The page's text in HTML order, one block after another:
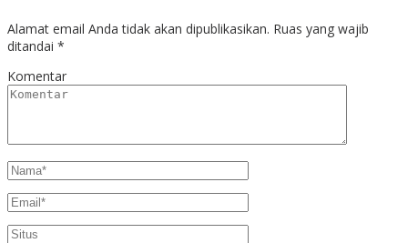
Alamat email Anda tidak akan dipublikasikan. Ruas yang wajib
ditandai *
Komentar